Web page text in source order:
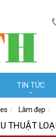
TIN TỨC
Làm đẹp
THUẬT